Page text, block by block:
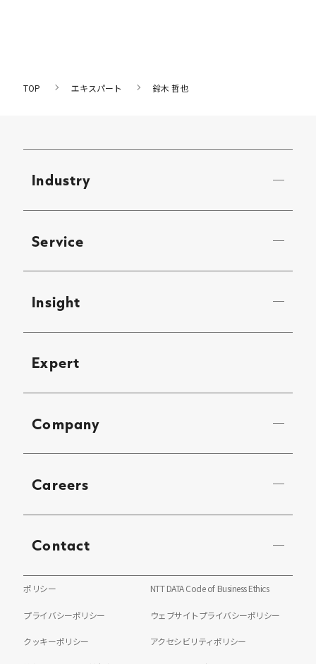
TOP エキスパート 鈴木 哲也
Industry
Service
Insight
Expert
Company
Careers
Contact
ポリシー NTT DATA Code of Business Ethics
プライバシーポリシー ウェブサイトプライバシーポリシー
クッキーポリシー アクセシビリティポリシー